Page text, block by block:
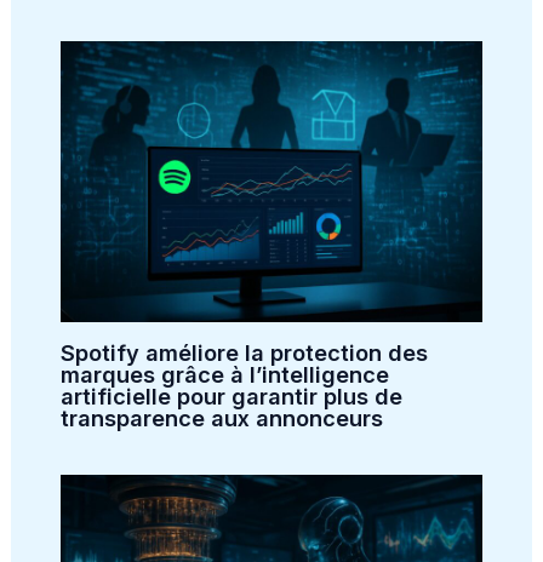
Spotify améliore la protection des
marques grâce à l’intelligence
artificielle pour garantir plus de
transparence aux annonceurs